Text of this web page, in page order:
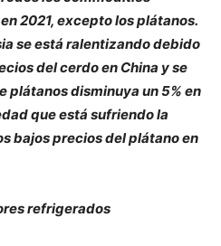
2021, excepto los plátanos.
se está ralentizando debido
del cerdo en China y se
plátanos disminuya un 5% en
que está sufriendo la
bajos precios del plátano en
refrigerados